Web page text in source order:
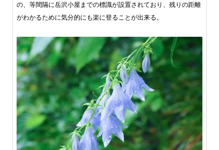
の、等間隔に岳沢小屋までの標識が設置されており、残りの距離
がわかるために気分的にも楽に登ることが出来る。